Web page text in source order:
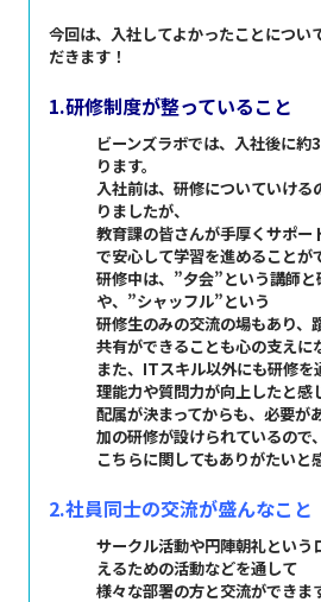
今回は、入社してよかったことについ
だきます！
1.研修制度が整っていること
ビーンズラボでは、入社後に約
ります。
入社前は、研修についていける
りましたが、
教育課の皆さんが手厚くサポー
で安心して学習を進めることが
研修中は、”夕会”という講師
や、”シャッフル”という
研修生のみの交流の場もあり、
共有ができることも心の支えに
また、ITスキル以外にも研修を
理能力や質問力が向上したと感
配属が決まってからも、必要が
加の研修が設けられているので、
こちらに関してもありがたいと
2.社員同士の交流が盛んなこと
サークル活動や円陣朝礼という
えるための活動などを通して
様々な部署の方と交流ができま